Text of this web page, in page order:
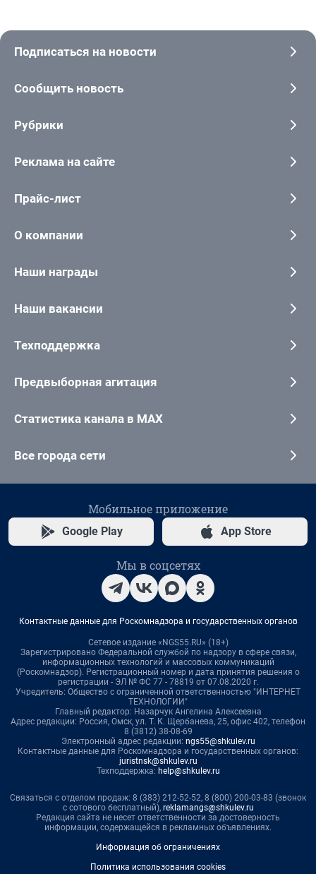
Подписаться на новости
Сообщить новость
Рубрики
Реклама на сайте
Прайс-лист
О компании
Наши награды
Наши вакансии
Техподдержка
Предвыборная агитация
Статистика канала в MAX
Все города сети
Мобильное приложение
Google Play App Store
Мы в соцсетях
Контактные данные для Роскомнадзора и государственных органов
Сетевое издание «NGS55.RU» (18+)
Зарегистрировано Федеральной службой по надзору в сфере связи,
информационных технологий и массовых коммуникаций
(Роскомнадзор). Регистрационный номер и дата принятия решения о
регистрации - ЭЛ № ФС 77 - 78819 от 07.08.2020 г.
Учредитель: Общество с ограниченной ответственностью "ИНТЕРНЕТ
ТЕХНОЛОГИИ"
Главный редактор: Назарчук Ангелина Алексеевна
Адрес редакции: Россия, Омск, ул. Т. К. Щербанева, 25, офис 402, телефон
8 (3812) 38-08-69
Электронный адрес редакции: ngs55@shkulev.ru
Контактные данные для Роскомнадзора и государственных органов:
juristnsk@shkulev.ru
Техподдержка: help@shkulev.ru
Связаться с отделом продаж: 8 (383) 212-52-52, 8 (800) 200-03-83 (звонок
с сотового бесплатный), reklamangs@shkulev.ru
Редакция сайта не несет ответственности за достоверность
информации, содержащейся в рекламных объявлениях.
Информация об ограничениях
Политика использования cookies